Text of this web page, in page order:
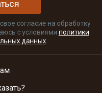
согласие на обработку
с условиями политики
данных.